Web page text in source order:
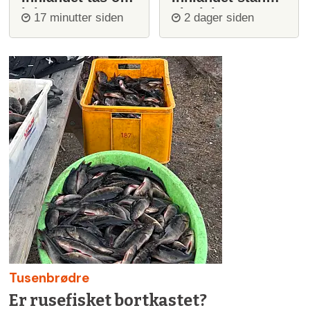
igjen
17 minutter siden
ulvejakt
2 dager siden
Tusenbrødre
Er rusefisket bortkastet?